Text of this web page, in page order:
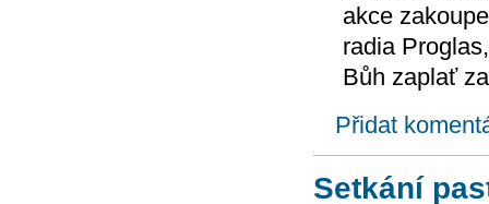
akce
radia
Bůh zaplať
Přidat
Setkání